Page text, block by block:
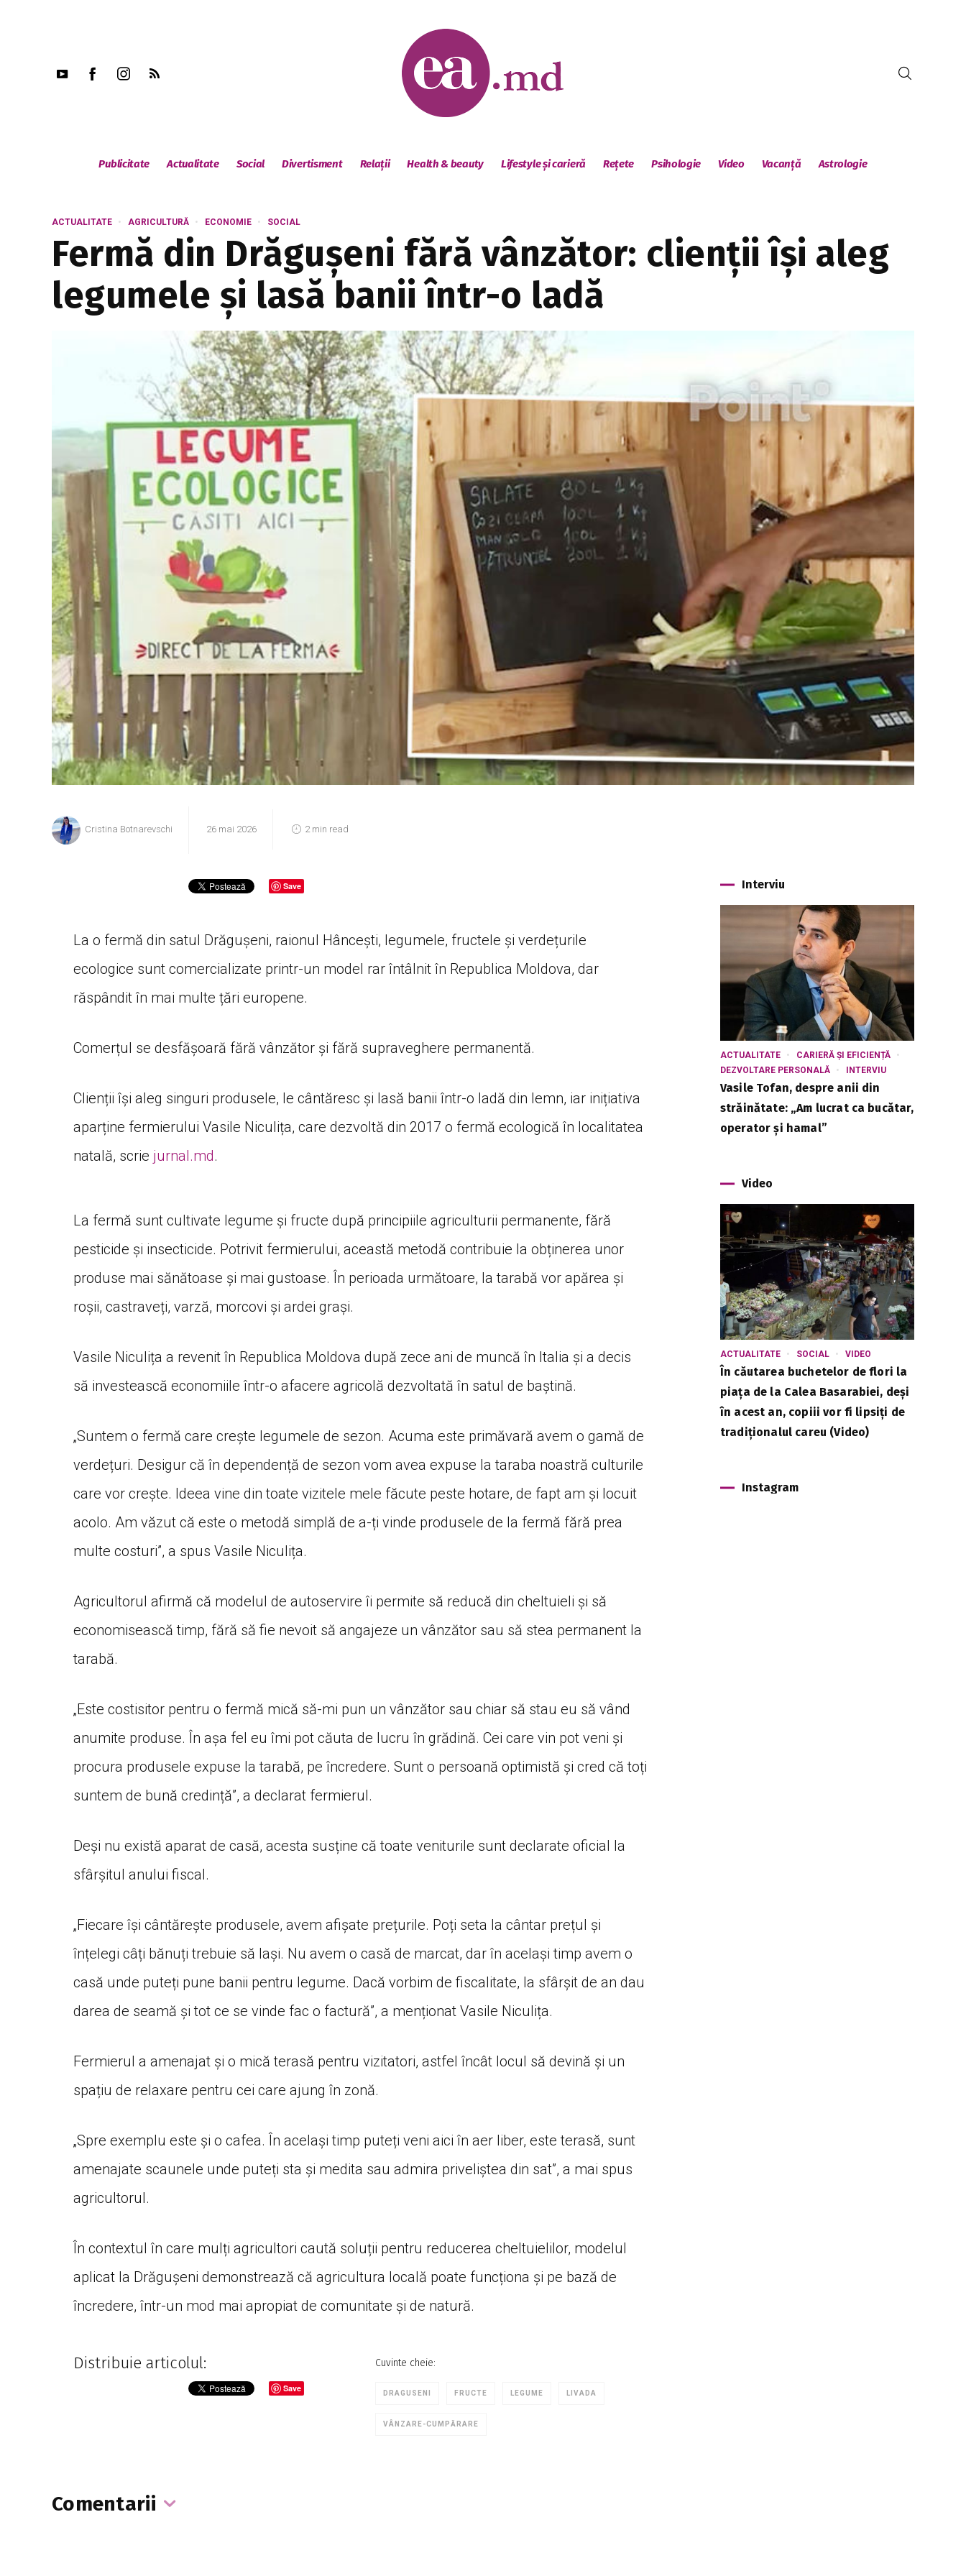
Publicitate Actualitate Social Divertisment Relații Health & beauty Lifestyle și carieră Rețete Psihologie Video Vacanță Astrologie
ACTUALITATE AGRICULTURĂ ECONOMIE SOCIAL
Fermă din Drăgușeni fără vânzător: clienții își aleg
legumele și lasă banii într-o ladă
Cristina Botnarevschi 26 mai 2026 2 min read
Save
La o fermă din satul Drăgușeni, raionul Hâncești, legumele, fructele și verdețurile
ecologice sunt comercializate printr-un model rar întâlnit în Republica Moldova, dar
răspândit în mai multe țări europene.
Comerțul se desfășoară fără vânzător și fără supraveghere permanentă.
Clienții își aleg singuri produsele, le cântăresc și lasă banii într-o ladă din lemn, iar inițiativa
aparține fermierului Vasile Niculița, care dezvoltă din 2017 o fermă ecologică în localitatea
natală, scrie jurnal.md.
La fermă sunt cultivate legume și fructe după principiile agriculturii permanente, fără
pesticide și insecticide. Potrivit fermierului, această metodă contribuie la obținerea unor
produse mai sănătoase și mai gustoase. În perioada următoare, la tarabă vor apărea și
roșii, castraveți, varză, morcovi și ardei grași.
Vasile Niculița a revenit în Republica Moldova după zece ani de muncă în Italia și a decis
să investească economiile într-o afacere agricolă dezvoltată în satul de baștină.
„Suntem o fermă care crește legumele de sezon. Acuma este primăvară avem o gamă de
verdețuri. Desigur că în dependență de sezon vom avea expuse la taraba noastră culturile
care vor crește. Ideea vine din toate vizitele mele făcute peste hotare, de fapt am și locuit
acolo. Am văzut că este o metodă simplă de a-ți vinde produsele de la fermă fără prea
multe costuri”, a spus Vasile Niculița.
Agricultorul afirmă că modelul de autoservire îi permite să reducă din cheltuieli și să
economisească timp, fără să fie nevoit să angajeze un vânzător sau să stea permanent la
tarabă.
„Este costisitor pentru o fermă mică să-mi pun un vânzător sau chiar să stau eu să vând
anumite produse. În așa fel eu îmi pot căuta de lucru în grădină. Cei care vin pot veni și
procura produsele expuse la tarabă, pe încredere. Sunt o persoană optimistă și cred că toți
suntem de bună credință”, a declarat fermierul.
Deși nu există aparat de casă, acesta susține că toate veniturile sunt declarate oficial la
sfârșitul anului fiscal.
„Fiecare își cântărește produsele, avem afișate prețurile. Poți seta la cântar prețul și
înțelegi câți bănuți trebuie să lași. Nu avem o casă de marcat, dar în același timp avem o
casă unde puteți pune banii pentru legume. Dacă vorbim de fiscalitate, la sfârșit de an dau
darea de seamă și tot ce se vinde fac o factură”, a menționat Vasile Niculița.
Fermierul a amenajat și o mică terasă pentru vizitatori, astfel încât locul să devină și un
spațiu de relaxare pentru cei care ajung în zonă.
„Spre exemplu este și o cafea. În același timp puteți veni aici în aer liber, este terasă, sunt
amenajate scaunele unde puteți sta și medita sau admira priveliștea din sat”, a mai spus
agricultorul.
În contextul în care mulți agricultori caută soluții pentru reducerea cheltuielilor, modelul
aplicat la Drăgușeni demonstrează că agricultura locală poate funcționa și pe bază de
încredere, într-un mod mai apropiat de comunitate și de natură.
Distribuie articolul:
Save
Cuvinte cheie:
DRAGUSENI FRUCTE LEGUME LIVADA
VÂNZARE-CUMPĂRARE
Comentarii
Interviu
ACTUALITATE
CARIERĂ ȘI EFICIENȚĂ
DEZVOLTARE PERSONALĂ
INTERVIU
Vasile Tofan, despre anii din
străinătate: „Am lucrat ca bucătar,
operator și hamal”
Video
ACTUALITATE SOCIAL VIDEO
În căutarea buchetelor de flori la
piața de la Calea Basarabiei, deși
în acest an, copiii vor fi lipsiți de
tradiționalul careu (Video)
Instagram